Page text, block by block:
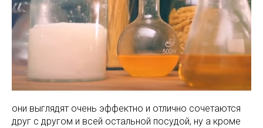
они выглядят очень эффектно и отлично сочетаются
друг с другом и всей остальной посудой, ну а кроме